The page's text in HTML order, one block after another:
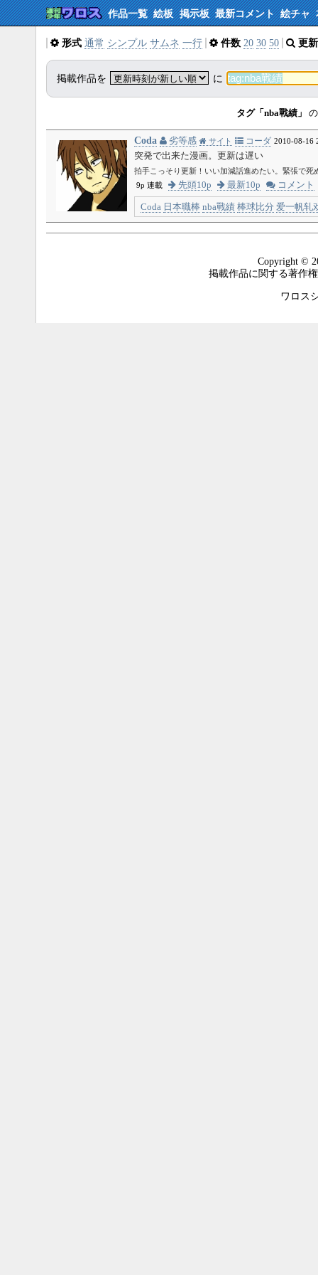
作品一覧 絵板 掲示板 最新コメント 絵チャ
形式 通常 シンプル サムネ 一行 件数 20 30 50 更
掲載作品を に
タグ「nba戰績」
Coda 劣等感 サイト コーダ 2010-08-16
突発で出来た漫画。更新は遅い
拍手こっそり更新！いい加減話進めたい。緊張で死
9p 連載
先頭10p 最新10p コメント
Coda 日本職棒 nba戰績 棒球比分 爱一帆轧
Copyright ©
掲載作品に関する著作
ワロス